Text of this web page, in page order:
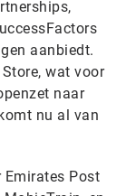
aanbiedt.
wat voor
naar
nu al van
Emirates Post